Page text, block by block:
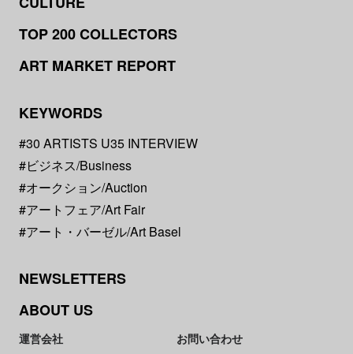
TOP 200 COLLECTORS
ART MARKET REPORT
KEYWORDS
#30 ARTISTS U35 INTERVIEW
#ビジネス/Business
#オークション/Auction
#アートフェア/Art Fair
#アート・バーゼル/Art Basel
NEWSLETTERS
ABOUT US
運営会社
お問い合わせ